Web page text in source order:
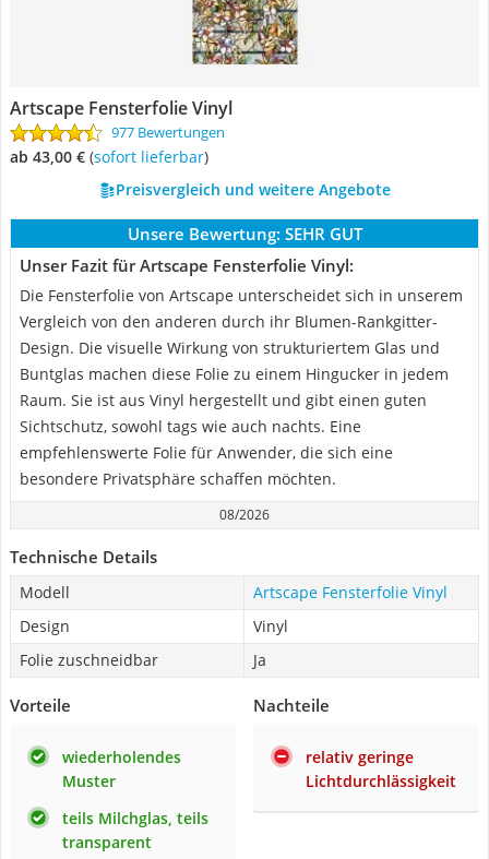
Artscape Fensterfolie Vinyl
977 Bewertungen
ab 43,00 € ( Sofort lieferbar)
Preisvergleich und weitere Angebote
Unsere Bewertung: SEHR GUT
Unser Fazit für Artscape Fensterfolie Vinyl:
Die Fensterfolie von Artscape unterscheidet sich in unserem
Vergleich von den anderen durch ihr Blumen-Rankgitter-
Design. Die visuelle Wirkung von strukturiertem Glas und
Buntglas machen diese Folie zu einem Hingucker in jedem
Raum. Sie ist aus Vinyl hergestellt und gibt einen guten
Sichtschutz, sowohl tags wie auch nachts. Eine
empfehlenswerte Folie für Anwender, die sich eine
besondere Privatsphäre schaffen möchten.
08/2026
Technische Details
Modell
Artscape Fensterfolie Vinyl
Design
Vinyl
Folie zuschneidbar
Ja
Vorteile
wiederholendes
Muster
teils Milchglas, teils
transparent
Nachteile
relativ geringe
Lichtdurchlässigkeit